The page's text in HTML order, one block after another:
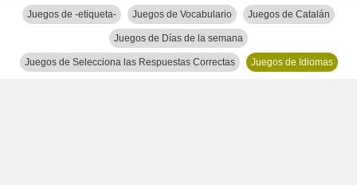
Juegos de -etiqueta- Juegos de Vocabulario Juegos de Catalán
Juegos de Días de la semana
Juegos de Selecciona las Respuestas Correctas Juegos de Idiomas